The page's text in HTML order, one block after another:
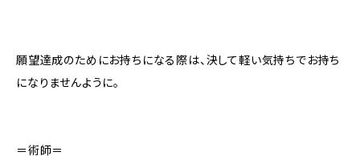
願望達成のためにお持ちになる際は、決して軽い気持ちでお持ち
になりませんように。
＝術師＝